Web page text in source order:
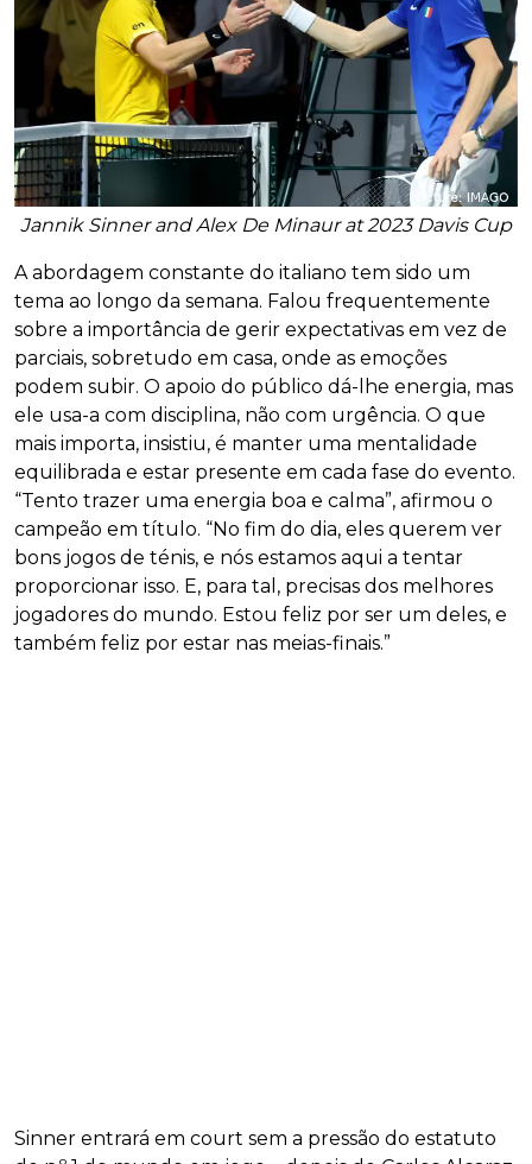
Jannik Sinner and Alex De Minaur at 2023 Davis Cup
A abordagem constante do italiano tem sido um
tema ao longo da semana. Falou frequentemente
sobre a importância de gerir expectativas em vez de
parciais, sobretudo em casa, onde as emoções
podem subir. O apoio do público dá-lhe energia, mas
ele usa-a com disciplina, não com urgência. O que
mais importa, insistiu, é manter uma mentalidade
equilibrada e estar presente em cada fase do evento.
“Tento trazer uma energia boa e calma”, afirmou o
campeão em título. “No fim do dia, eles querem ver
bons jogos de ténis, e nós estamos aqui a tentar
proporcionar isso. E, para tal, precisas dos melhores
jogadores do mundo. Estou feliz por ser um deles, e
também feliz por estar nas meias-finais.”
Sinner entrará em court sem a pressão do estatuto